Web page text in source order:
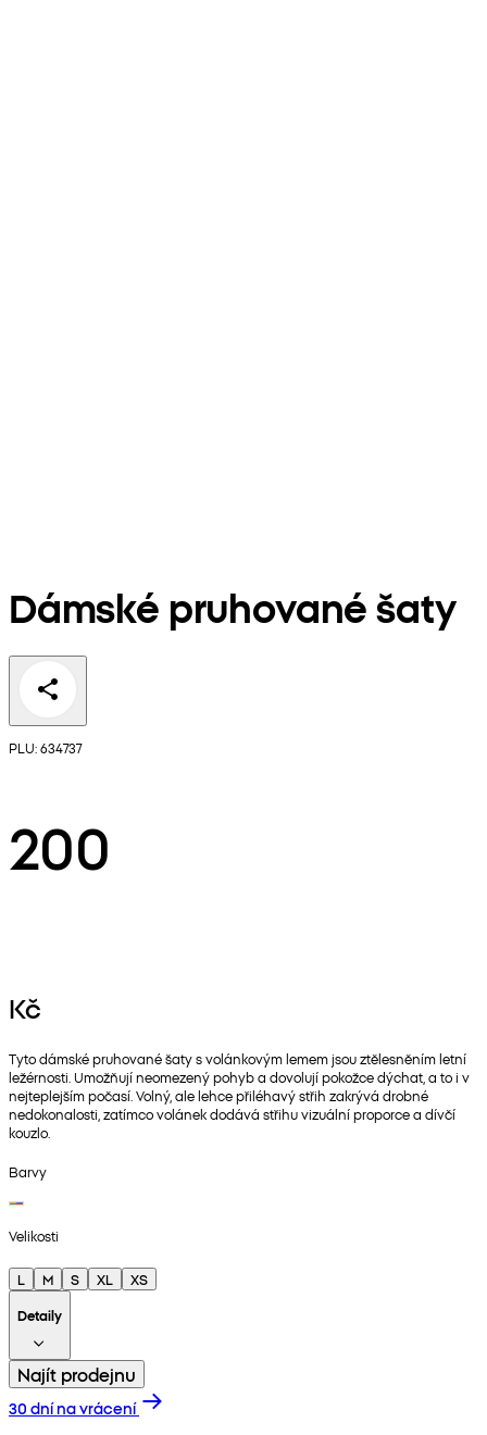
Dámské pruhované šaty
PLU: 634737
200
Kč
Tyto dámské pruhované šaty s volánkovým lemem jsou ztělesněním letní
ležérnosti. Umožňují neomezený pohyb a dovolují pokožce dýchat, a to i v
nejteplejším počasí. Volný, ale lehce přiléhavý střih zakrývá drobné
nedokonalosti, zatímco volánek dodává střihu vizuální proporce a dívčí
kouzlo.
Barvy
Velikosti
L M S XL
XS
Detaily
Najít prodejnu
30 dní na vrácení